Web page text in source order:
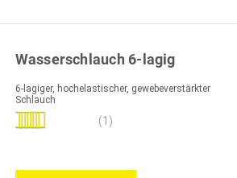
Wasserschlauch 6-lagig
6-lagiger, hochelastischer, gewebeverstärkter
Schlauch
Bewertung:
(1)